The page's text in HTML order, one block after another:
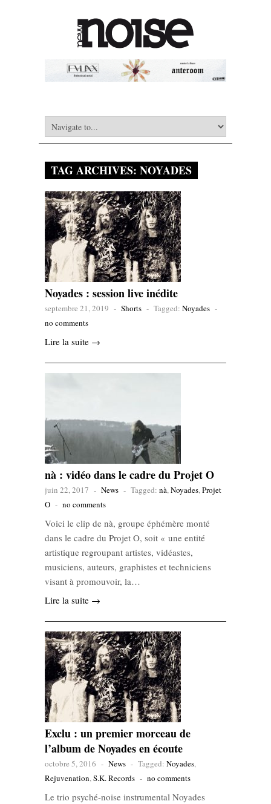
TAG ARCHIVES: NOYADES
Noyades : session live inédite
septembre 21, 2019 - Shorts - Tagged: Noyades -
no comments
Lire la suite →
nà : vidéo dans le cadre du Projet O
juin 22, 2017 - News - Tagged: nà,Noyades,Projet
O - no comments
Voici le clip de nà, groupe éphémère monté
dans le cadre du Projet O, soit « une entité
artistique regroupant artistes, vidéastes,
musiciens, auteurs, graphistes et techniciens
visant à promouvoir, la…
Lire la suite →
Exclu : un premier morceau de
l’album de Noyades en écoute
octobre 5, 2016 - News - Tagged: Noyades,
Rejuvenation,S.K. Records - no comments
Le trio psyché-noise instrumental Noyades